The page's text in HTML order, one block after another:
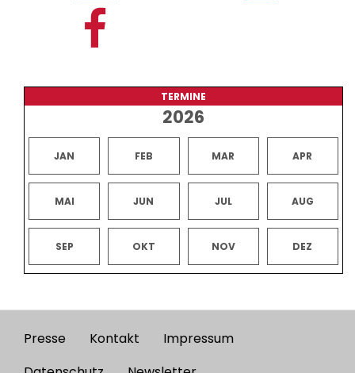
TERMINE
2026
JAN FEB MAR APR
MAI JUN JUL AUG
SEP OKT NOV DEZ
Footer
Presse Kontakt
Impressum